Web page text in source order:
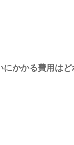
かかる費用はど